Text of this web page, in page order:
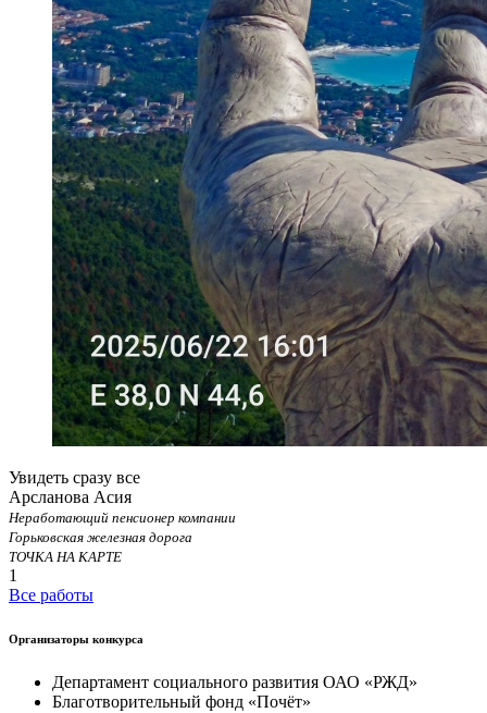
Увидеть сразу все
Арсланова Асия
Неработающий пенсионер компании
Горьковская железная дорога
ТОЧКА НА КАРТЕ
1
Все работы
Организаторы конкурса
Департамент социального развития ОАО «РЖД»
Благотворительный фонд «Почёт»